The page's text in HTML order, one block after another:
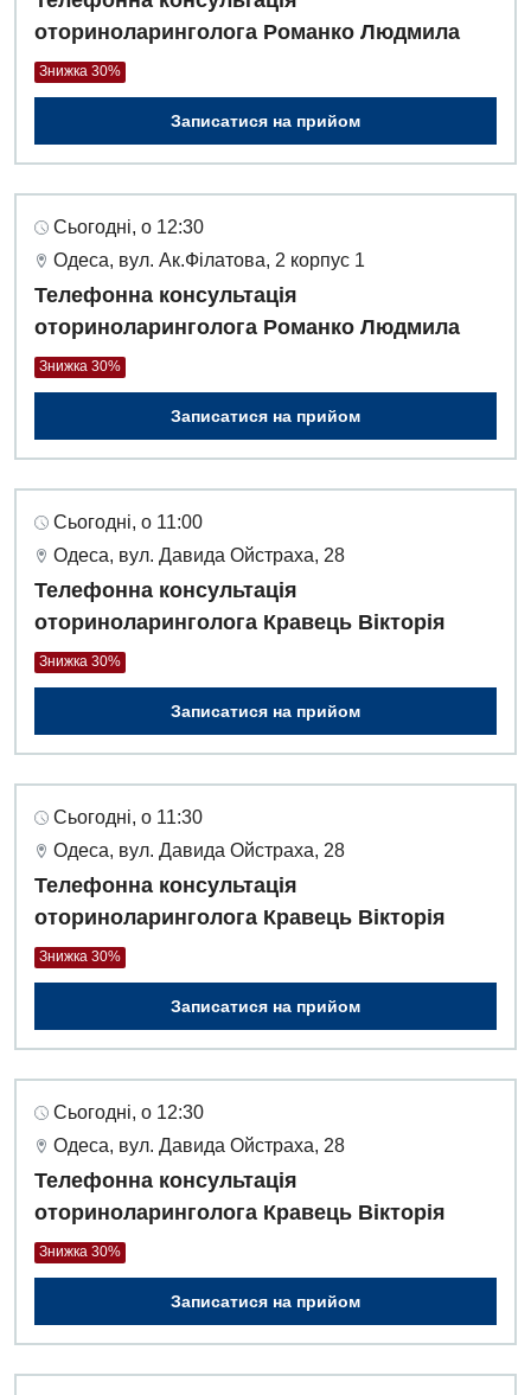
оториноларинголога Романко Людмила
Знижка 30%
Записатися на прийом
Сьогодні, о 12:30
Одеса, вул. Ак.Філатова, 2 корпус 1
Телефонна консультація
оториноларинголога Романко Людмила
Знижка 30%
Записатися на прийом
Сьогодні, о 11:00
Одеса, вул. Давида Ойстраха, 28
Телефонна консультація
оториноларинголога Кравець Вікторія
Знижка 30%
Записатися на прийом
Сьогодні, о 11:30
Одеса, вул. Давида Ойстраха, 28
Телефонна консультація
оториноларинголога Кравець Вікторія
Знижка 30%
Записатися на прийом
Сьогодні, о 12:30
Одеса, вул. Давида Ойстраха, 28
Телефонна консультація
оториноларинголога Кравець Вікторія
Знижка 30%
Записатися на прийом